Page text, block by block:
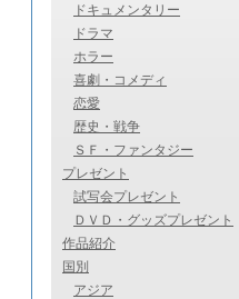
ドキュメンタリー
ドラマ
ホラー
喜劇・コメディ
恋愛
歴史・戦争
ＳＦ・ファンタジー
プレゼント
試写会プレゼント
ＤＶＤ・グッズプレゼント
作品紹介
国別
アジア